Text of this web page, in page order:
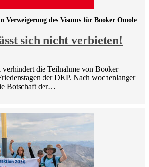
sich nicht verbieten!
Verweigerung des Visums für Booker Omole
die Teilnahme von Booker
der DKP. Nach wochenlanger
Botschaft der…